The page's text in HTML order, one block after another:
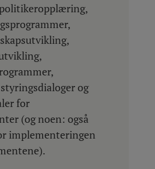
og
for
(og noen: også
implementeringen